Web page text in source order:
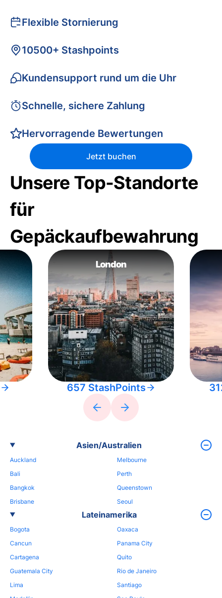
Flexible Stornierung
10500+ Stashpoints
Kundensupport rund um die Uhr
Schnelle, sichere Zahlung
Hervorragende Bewertungen
Jetzt buchen
Unsere Top-Standorte
für
Gepäckaufbewahrung
London
657 StashPoints
Asien/Australien
Auckland
Bali
Bangkok
Brisbane
Melbourne
Perth
Queenstown
Seoul
Lateinamerika
Bogota
Cancun
Cartagena
Guatemala City
Lima
Oaxaca
Panama City
Quito
Rio de Janeiro
Santiago